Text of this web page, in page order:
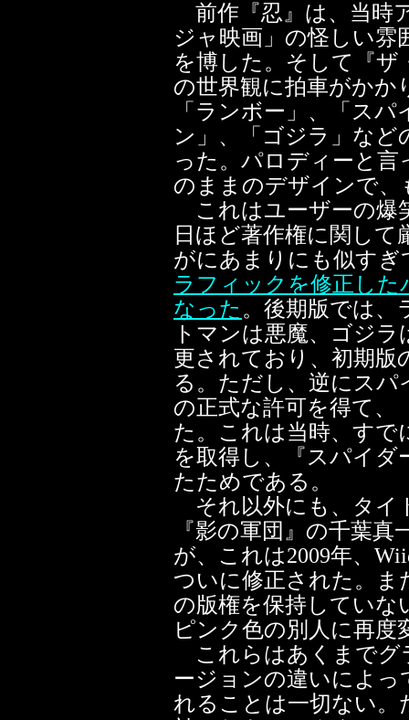
前作『忍』は、当時
ジャ映画」の怪しい雰
を博した。そして『ザ
の世界観に拍車がかか
「ランボー」、「ス
ン」、「ゴジラ」な
った。パロディーと
のままのデザインで
これはユーザーの爆
日ほど著作権に関し
がにあまりにも似す
ラフィックを修正し
なった 。後期版では、
トマンは悪魔、ゴジ
更されており、初期版
る。ただし、逆にス
の正式な許可を得て、
た。これは当時、す
を取得し、『スパイダ
たためである。
それ以外にも、タイ
『影の軍団』の千葉
が、これは2009年、
ついに修正された。
の版権を保持していな
ピンク色の別人に再度
これらはあくまでグ
ージョンの違いによ
れることは一切ない。